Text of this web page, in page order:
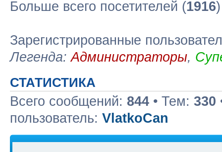
Больше всего посетителей (1916
Зарегистрированные
Легенда:Администраторы,
СТАТИСТИКА
Всего сообщений: 844 • Тем: 330
пользователь: VlatkoCan